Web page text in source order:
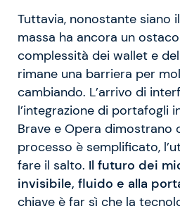
Tuttavia, nonostante siano
massa ha ancora un
complessità dei wallet e
rimane una barriera per
cambiando. L’arrivo di
l’integrazione di portafogli
Brave e Opera dimostrano
processo è semplificato,
fare il salto. Il futuro dei
invisibile, fluido e alla
chiave è far sì che la